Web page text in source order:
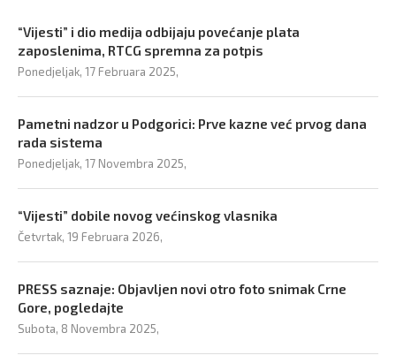
“Vijesti” i dio medija odbijaju povećanje plata
zaposlenima, RTCG spremna za potpis
Ponedjeljak, 17 Februara 2025,
Pametni nadzor u Podgorici: Prve kazne već prvog dana
rada sistema
Ponedjeljak, 17 Novembra 2025,
“Vijesti” dobile novog većinskog vlasnika
Četvrtak, 19 Februara 2026,
PRESS saznaje: Objavljen novi otro foto snimak Crne
Gore, pogledajte
Subota, 8 Novembra 2025,